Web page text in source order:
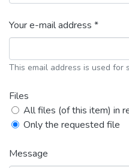
Your e-mail address *
This email address is used for
Files
All files (of this item) in
Only the requested file
Message